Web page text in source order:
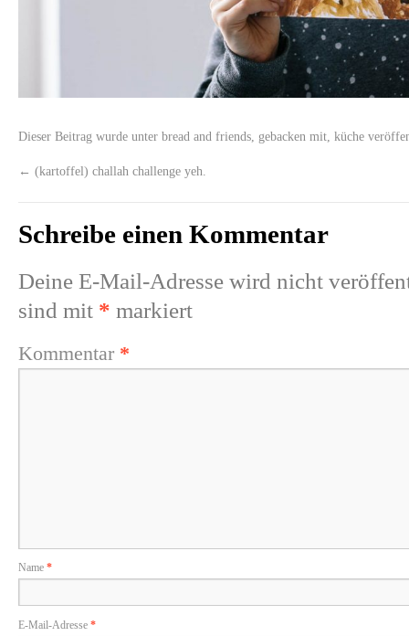
Dieser Beitrag wurde unter bread and friends gebacken mit küche
← (kartoffel) challah challenge yeh.
Schreibe einen Kommentar
Deine E-Mail-Adresse wird nicht
sind mit * markiert
Kommentar *
Name *
E-Mail-Adresse *